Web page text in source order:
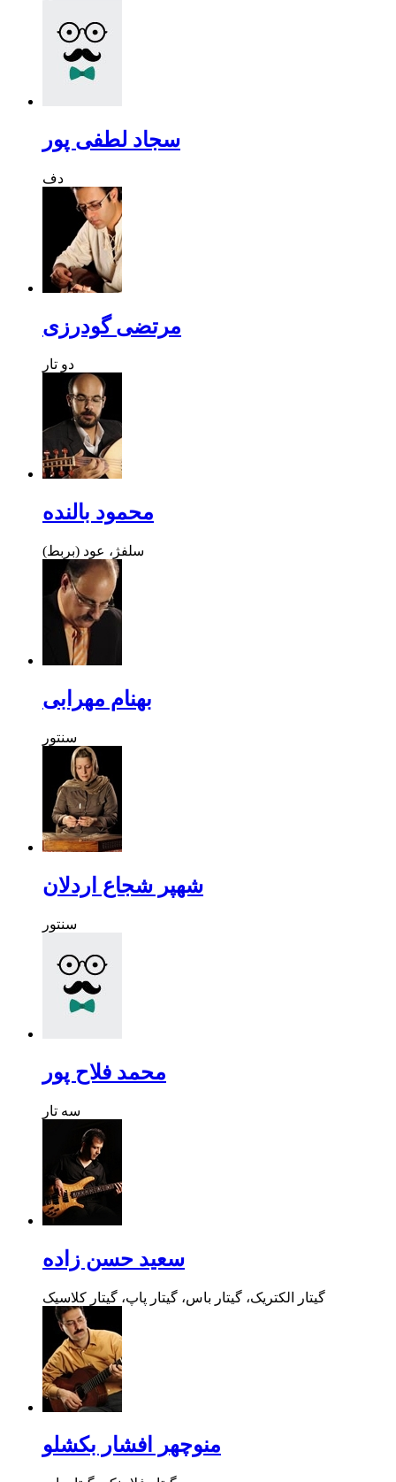
سجاد لطفی پور
دف
مرتضی گودرزی
دو تار
محمود بالنده
سلفژ، عود (بربط)
بهنام مهرابی
سنتور
شهپر شجاع اردلان
سنتور
محمد فلاح پور
سه تار
سعید حسن زاده
گیتار الکتریک، گیتار باس، گیتار پاپ، گیتار کلاسیک
منوچهر افشار بکشلو